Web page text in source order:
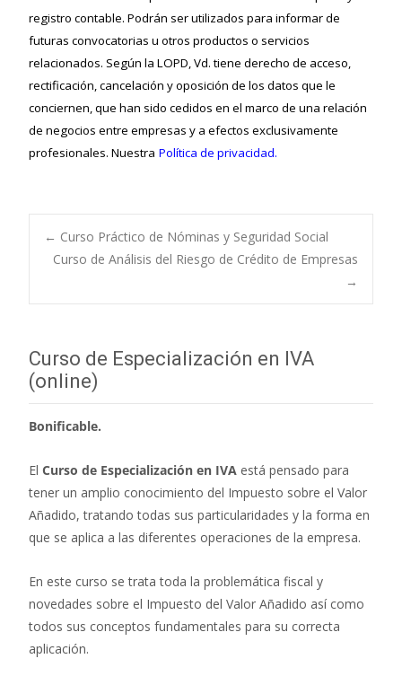
registro contable. Podrán ser utilizados para informar de
futuras convocatorias u otros productos o servicios
relacionados. Según la LOPD, Vd. tiene derecho de acceso,
rectificación, cancelación y oposición de los datos que le
conciernen, que han sido cedidos en el marco de una relación
de negocios entre empresas y a efectos exclusivamente
profesionales. Nuestra Política de privacidad.
Navegación de
entradas
← Curso Práctico de Nóminas y Seguridad Social
Curso de Análisis del Riesgo de Crédito de Empresas
→
Curso de Especialización en IVA
(online)
Bonificable.
El Curso de Especialización en IVA está pensado para
tener un amplio conocimiento del Impuesto sobre el Valor
Añadido, tratando todas sus particularidades y la forma en
que se aplica a las diferentes operaciones de la empresa.
En este curso se trata toda la problemática fiscal y
novedades sobre el Impuesto del Valor Añadido así como
todos sus conceptos fundamentales para su correcta
aplicación.